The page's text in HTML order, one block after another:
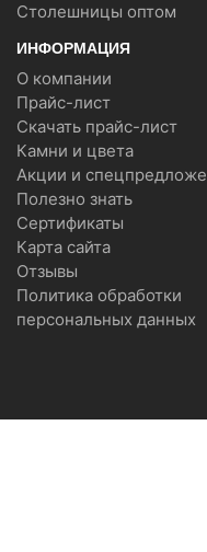
Столешницы оптом
ИНФОРМАЦИЯ
О компании
Прайс-лист
Скачать прайс-лист
Камни и цвета
Акции и
Полезно знать
Сертификаты
Карта сайта
Отзывы
Политика обработки
персональных данных